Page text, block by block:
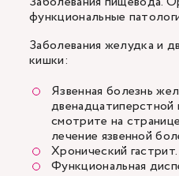
функциональные
Заболевания желудка и
кишки:
Язвенная болезнь
смотрите на
лечение язвенной
Хронический гастрит.
Функциональная